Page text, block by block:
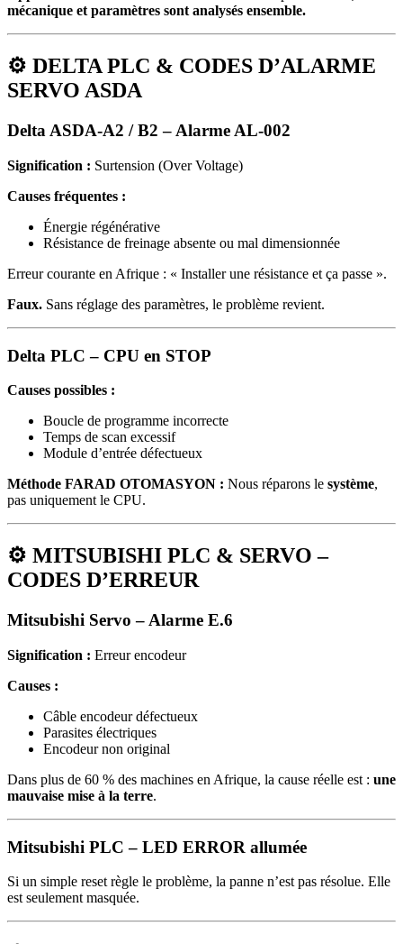
mécanique et paramètres sont analysés ensemble.
⚙️ DELTA PLC & CODES D’ALARME
SERVO ASDA
Delta ASDA‑A2 / B2 – Alarme AL‑002
Signification : Surtension (Over Voltage)
Causes fréquentes :
Énergie régénérative
Résistance de freinage absente ou mal dimensionnée
Erreur courante en Afrique : « Installer une résistance et ça passe ».
Faux. Sans réglage des paramètres, le problème revient.
Delta PLC – CPU en STOP
Causes possibles :
Boucle de programme incorrecte
Temps de scan excessif
Module d’entrée défectueux
Méthode FARAD OTOMASYON : Nous réparons le système,
pas uniquement le CPU.
⚙️ MITSUBISHI PLC & SERVO –
CODES D’ERREUR
Mitsubishi Servo – Alarme E.6
Signification : Erreur encodeur
Causes :
Câble encodeur défectueux
Parasites électriques
Encodeur non original
Dans plus de 60 % des machines en Afrique, la cause réelle est : une
mauvaise mise à la terre.
Mitsubishi PLC – LED ERROR allumée
Si un simple reset règle le problème, la panne n’est pas résolue. Elle
est seulement masquée.